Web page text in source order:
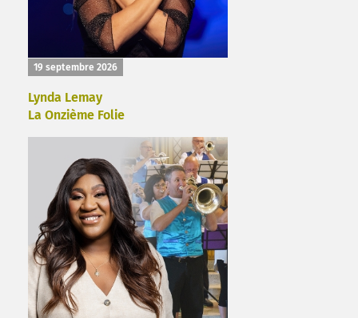
19 septembre 2026
Lynda Lemay
La Onzième Folie